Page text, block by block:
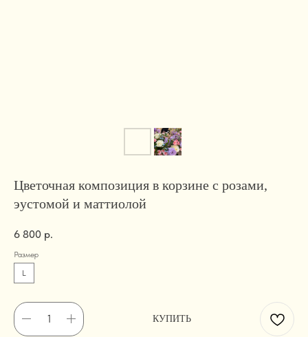
Цветочная композиция в корзине с розами,
эустомой и маттиолой
6 800 р.
Размер
L
КУПИТЬ